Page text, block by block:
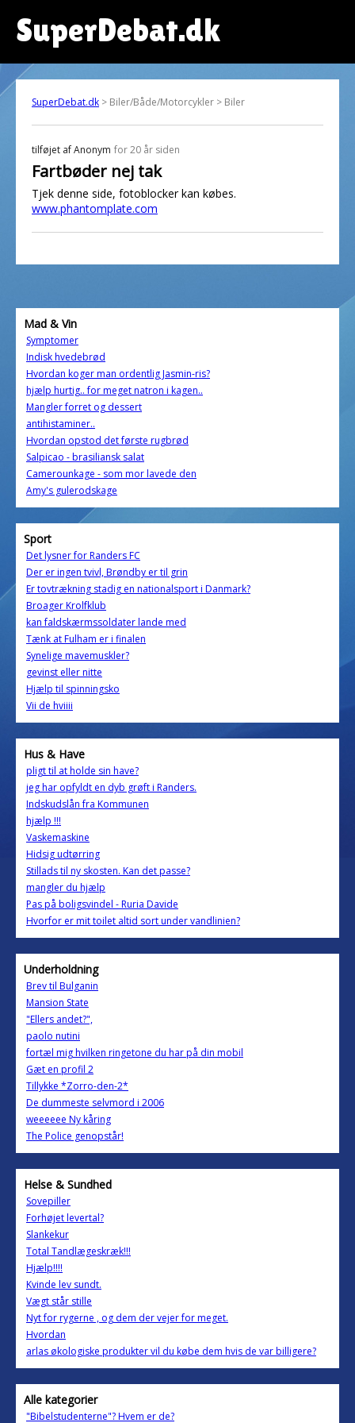
SuperDebat.dk
SuperDebat.dk > Biler/Både/Motorcykler > Biler
tilføjet afAnonym for 20 år siden
Fartbøder nej tak
Tjek denne side, fotoblocker kan købes.
www.phantomplate.com
Mad & Vin
Symptomer
Indisk hvedebrød
Hvordan koger man ordentlig Jasmin-ris?
hjælp hurtig.. for meget natron i kagen..
Mangler forret og dessert
antihistaminer..
Hvordan opstod det første rugbrød
Salpicao - brasiliansk salat
Camerounkage - som mor lavede den
Amy's gulerodskage
Sport
Det lysner for Randers FC
Der er ingen tvivl, Brøndby er til grin
Er tovtrækning stadig en nationalsport i Danmark?
Broager Krolfklub
kan faldskærmssoldater lande med
Tænk at Fulham er i finalen
Synelige mavemuskler?
gevinst eller nitte
Hjælp til spinningsko
Vii de hviiii
Hus & Have
pligt til at holde sin have?
jeg har opfyldt en dyb grøft i Randers.
Indskudslån fra Kommunen
hjælp !!!
Vaskemaskine
Hidsig udtørring
Stillads til ny skosten. Kan det passe?
mangler du hjælp
Pas på boligsvindel - Ruria Davide
Hvorfor er mit toilet altid sort under vandlinien?
Underholdning
Brev til Bulganin
Mansion State
"Ellers andet?",
paolo nutini
fortæl mig hvilken ringetone du har på din mobil
Gæt en profil 2
Tillykke *Zorro-den-2*
De dummeste selvmord i 2006
weeeeee Ny kåring
The Police genopstår!
Helse & Sundhed
Sovepiller
Forhøjet levertal?
Slankekur
Total Tandlægeskræk!!!
Hjælp!!!!
Kvinde lev sundt.
Vægt står stille
Nyt for rygerne , og dem der vejer for meget.
Hvordan
arlas økologiske produkter vil du købe dem hvis de var billigere?
Alle kategorier
"Bibelstudenterne"? Hvem er de?